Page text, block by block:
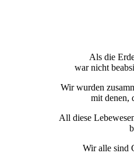
Als die
war nicht
Wir wurden
mit denen,
All diese
Wir alle sind